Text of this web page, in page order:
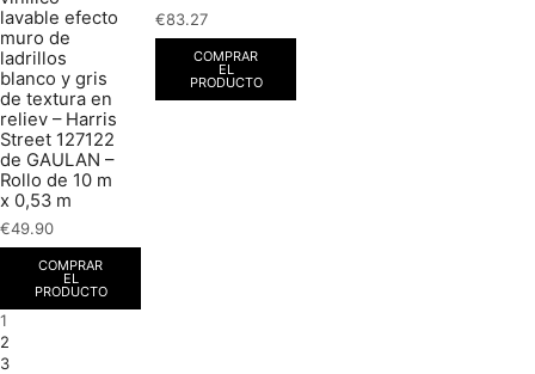
lavable efecto
muro de
ladrillos
blanco y gris
de textura en
reliev – Harris
Street 127122
de GAULAN –
Rollo de 10 m
x 0,53 m
€49.90
COMPRAR
EL
PRODUCTO
€83.27
COMPRAR
EL
PRODUCTO
1
2
3